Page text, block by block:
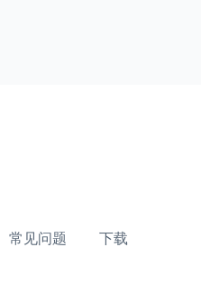
常见问题 下载